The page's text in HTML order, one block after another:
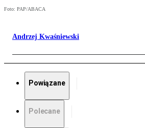
Foto: PAP/ABACA
Andrzej Kwaśniewski
Powiązane
Polecane